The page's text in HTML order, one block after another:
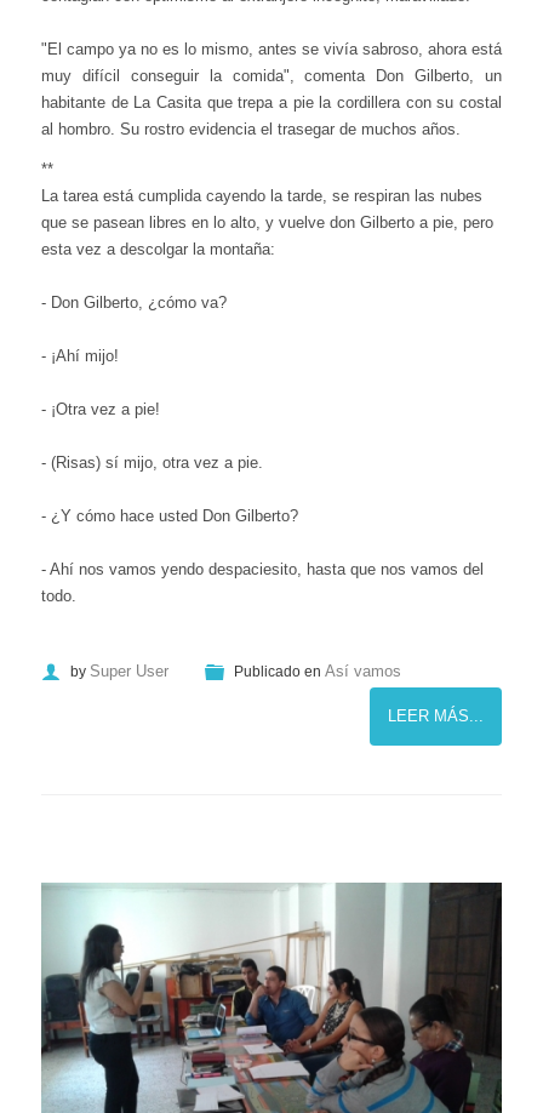
"El campo ya no es lo mismo, antes se vivía sabroso, ahora está
muy difícil conseguir la comida", comenta Don Gilberto, un
habitante de La Casita que trepa a pie la cordillera con su costal
al hombro. Su rostro evidencia el trasegar de muchos años.
**
La tarea está cumplida cayendo la tarde, se respiran las nubes
que se pasean libres en lo alto, y vuelve don Gilberto a pie, pero
esta vez a descolgar la montaña:
- Don Gilberto, ¿cómo va?
- ¡Ahí mijo!
- ¡Otra vez a pie!
- (Risas) sí mijo, otra vez a pie.
- ¿Y cómo hace usted Don Gilberto?
- Ahí nos vamos yendo despaciesito, hasta que nos vamos del
todo.
by Super User Publicado en Así vamos
LEER MÁS...